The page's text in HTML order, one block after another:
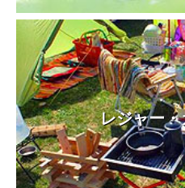
レジャー